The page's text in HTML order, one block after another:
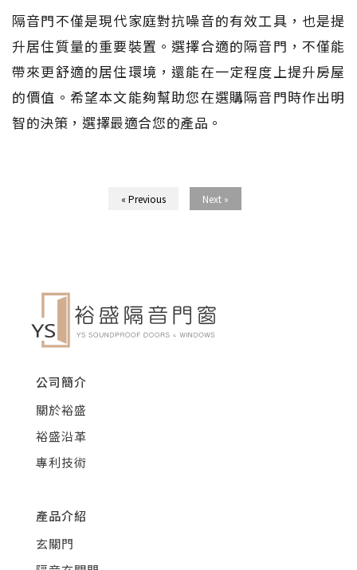
隔音門不僅是現代家庭對抗噪音的有效工具，也是提
升居住質量的重要裝置。選擇合適的隔音門，不僅能
帶來更舒適的居住環境，還能在一定程度上提升房屋
的價值。希望本文能夠幫助您在選購隔音門時作出明
智的決策，選擇最適合您的產品。
« Previous Next »
公司簡介
關於裕盛
裕盛沿革
專利技術
產品介紹
玄關門